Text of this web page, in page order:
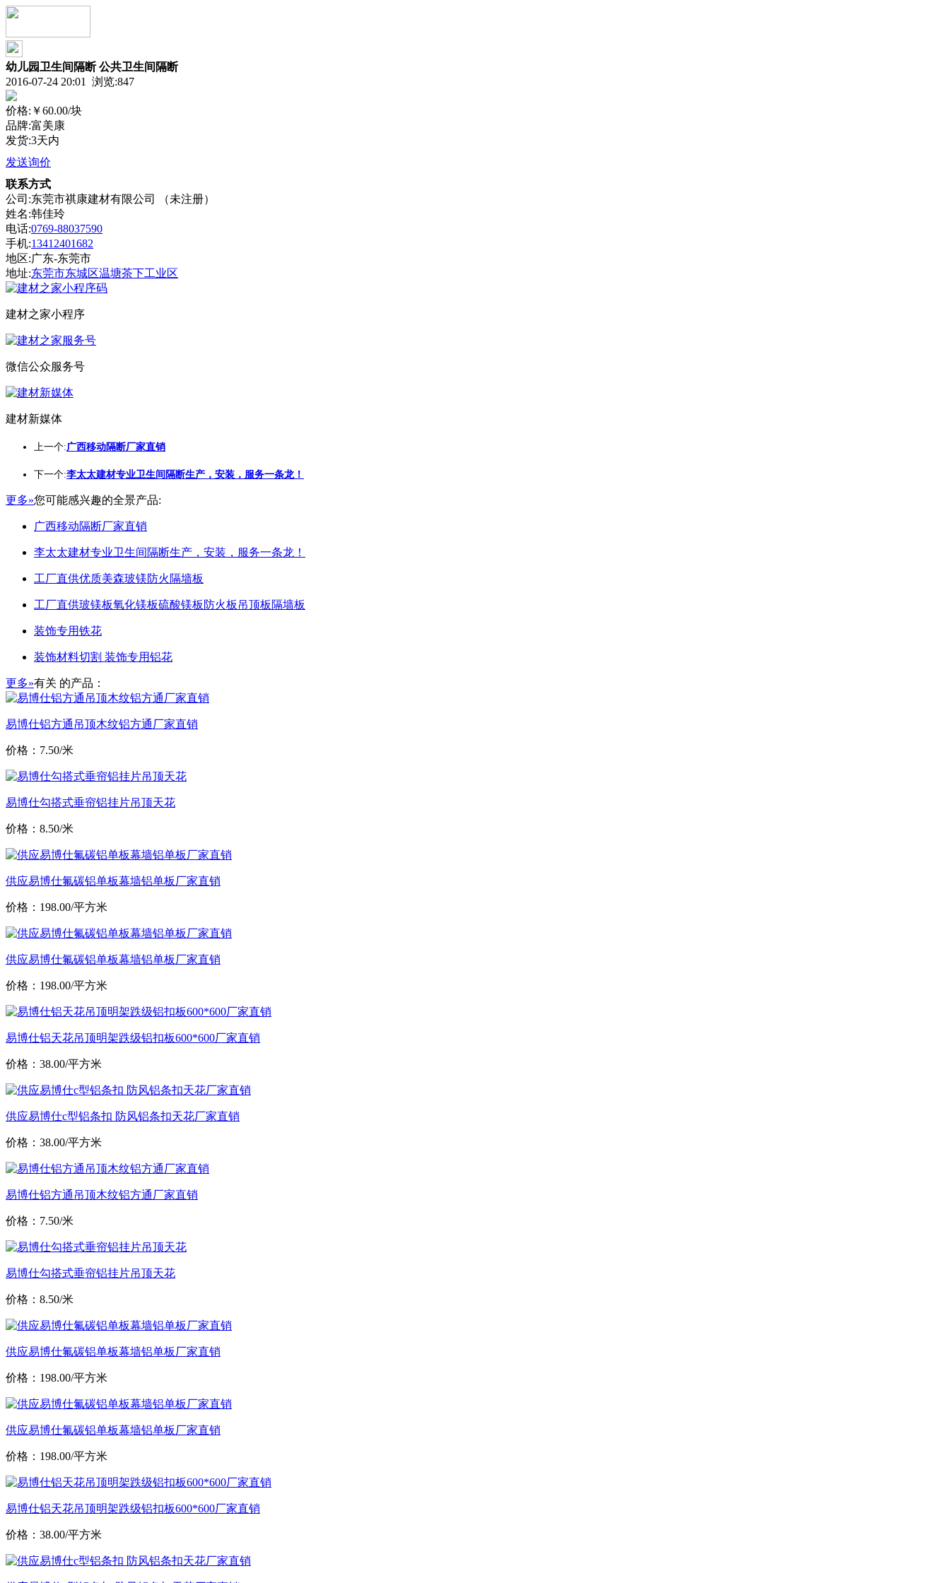
幼儿园卫生间隔断 公共卫生间隔断
2016-07-24 20:01 浏览:847
价格: ￥60.00/块
品牌:富美康
发货:3天内
发送询价
联系方式
公司:东莞市祺康建材有限公司 （未注册）
姓名:韩佳玲
电话:0769-88037590
手机:13412401682
地区:广东-东莞市
地址:东莞市东城区温塘茶下工业区
建材之家小程序
微信公众服务号
建材新媒体
上一个:广西移动隔断厂家直销
下一个:李太太建材专业卫生间隔断生产，安装，服务一条龙！
更多»您可能感兴趣的全景产品:
广西移动隔断厂家直销
李太太建材专业卫生间隔断生产，安装，服务一条龙！
工厂直供优质美森玻镁防火隔墙板
工厂直供玻镁板氧化镁板硫酸镁板防火板吊顶板隔墙板
装饰专用铁花
装饰材料切割 装饰专用铝花
更多»有关 的产品：
易博仕铝方通吊顶木纹铝方通厂家直销
价格：7.50/米
易博仕勾搭式垂帘铝挂片吊顶天花
价格：8.50/米
供应易博仕氟碳铝单板幕墙铝单板厂家直销
价格：198.00/平方米
供应易博仕氟碳铝单板幕墙铝单板厂家直销
价格：198.00/平方米
易博仕铝天花吊顶明架跌级铝扣板600*600厂家直销
价格：38.00/平方米
供应易博仕c型铝条扣 防风铝条扣天花厂家直销
价格：38.00/平方米
易博仕铝方通吊顶木纹铝方通厂家直销
价格：7.50/米
易博仕勾搭式垂帘铝挂片吊顶天花
价格：8.50/米
供应易博仕氟碳铝单板幕墙铝单板厂家直销
价格：198.00/平方米
供应易博仕氟碳铝单板幕墙铝单板厂家直销
价格：198.00/平方米
易博仕铝天花吊顶明架跌级铝扣板600*600厂家直销
价格：38.00/平方米